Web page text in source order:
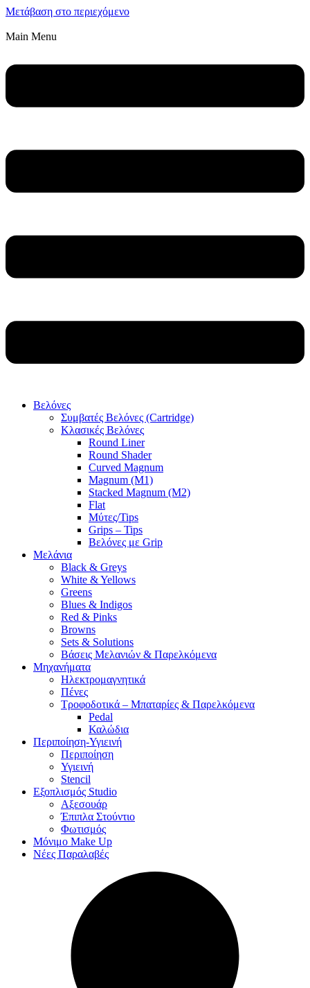
Μετάβαση στο περιεχόμενο
Main Menu
Βελόνες
Συμβατές Βελόνες (Cartridge)
Κλασικές Βελόνες
Round Liner
Round Shader
Curved Magnum
Magnum (M1)
Stacked Magnum (M2)
Flat
Μύτες/Tips
Grips – Tips
Βελόνες με Grip
Μελάνια
Black & Greys
White & Yellows
Greens
Blues & Indigos
Red & Pinks
Browns
Sets & Solutions
Βάσεις Μελανιών & Παρελκόμενα
Μηχανήματα
Ηλεκτρομαγνητικά
Πένες
Τροφοδοτικά – Μπαταρίες & Παρελκόμενα
Pedal
Καλώδια
Περιποίηση-Υγιεινή
Περιποίηση
Υγιεινή
Stencil
Εξοπλισμός Studio
Αξεσουάρ
Έπιπλα Στούντιο
Φωτισμός
Μόνιμο Make Up
Νέες Παραλαβές